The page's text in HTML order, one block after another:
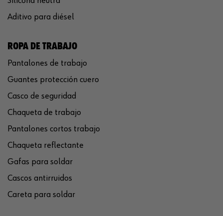
Aditivo para diésel
ROPA DE TRABAJO
Pantalones de trabajo
Guantes protección cuero
Casco de seguridad
Chaqueta de trabajo
Pantalones cortos trabajo
Chaqueta reflectante
Gafas para soldar
Cascos antirruidos
Careta para soldar